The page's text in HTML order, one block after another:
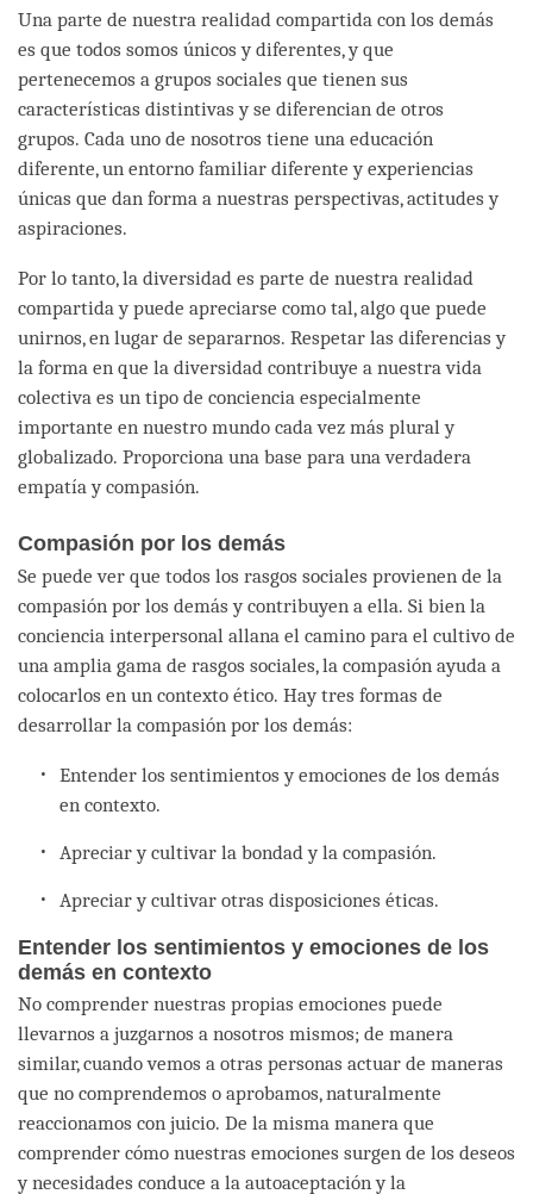
Una parte de nuestra realidad compartida con los demás
es que todos somos únicos y diferentes, y que
pertenecemos a grupos sociales que tienen sus
características distintivas y se diferencian de otros
grupos. Cada uno de nosotros tiene una educación
diferente, un entorno familiar diferente y experiencias
únicas que dan forma a nuestras perspectivas, actitudes y
aspiraciones.
Por lo tanto, la diversidad es parte de nuestra realidad
compartida y puede apreciarse como tal, algo que puede
unirnos, en lugar de separarnos. Respetar las diferencias y
la forma en que la diversidad contribuye a nuestra vida
colectiva es un tipo de conciencia especialmente
importante en nuestro mundo cada vez más plural y
globalizado. Proporciona una base para una verdadera
empatía y compasión.
Compasión por los demás
Se puede ver que todos los rasgos sociales provienen de la
compasión por los demás y contribuyen a ella. Si bien la
conciencia interpersonal allana el camino para el cultivo de
una amplia gama de rasgos sociales, la compasión ayuda a
colocarlos en un contexto ético. Hay tres formas de
desarrollar la compasión por los demás:
Entender los sentimientos y emociones de los demás
en contexto.
Apreciar y cultivar la bondad y la compasión.
Apreciar y cultivar otras disposiciones éticas.
Entender los sentimientos y emociones de los
demás en contexto
No comprender nuestras propias emociones puede
llevarnos a juzgarnos a nosotros mismos; de manera
similar, cuando vemos a otras personas actuar de maneras
que no comprendemos o aprobamos, naturalmente
reaccionamos con juicio. De la misma manera que
comprender cómo nuestras emociones surgen de los deseos
y necesidades conduce a la autoaceptación y la